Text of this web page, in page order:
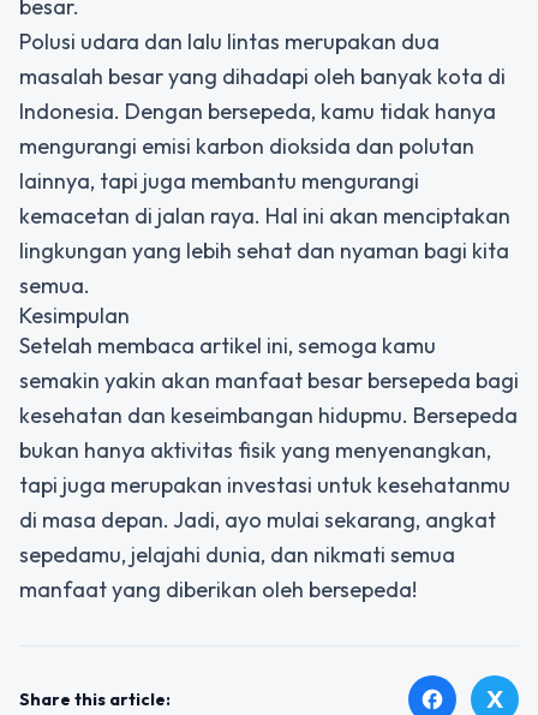
besar.
Polusi udara dan lalu lintas merupakan dua
masalah besar yang dihadapi oleh banyak kota di
Indonesia. Dengan bersepeda, kamu tidak hanya
mengurangi emisi karbon dioksida dan polutan
lainnya, tapi juga membantu mengurangi
kemacetan di jalan raya. Hal ini akan menciptakan
lingkungan yang lebih sehat dan nyaman bagi kita
semua.
Kesimpulan
Setelah membaca artikel ini, semoga kamu
semakin yakin akan manfaat besar bersepeda bagi
kesehatan dan keseimbangan hidupmu. Bersepeda
bukan hanya aktivitas fisik yang menyenangkan,
tapi juga merupakan investasi untuk kesehatanmu
di masa depan. Jadi, ayo mulai sekarang, angkat
sepedamu, jelajahi dunia, dan nikmati semua
manfaat yang diberikan oleh bersepeda!
Share this article: facebook X